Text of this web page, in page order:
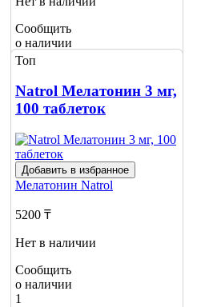
Сообщить
о наличии
Топ
Natrol Мелатонин 3 мг,
100 таблеток
Добавить в избранное
Мелатонин Natrol
5200 ₸
Нет в наличии
Сообщить
о наличии
1